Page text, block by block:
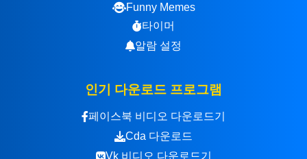
Funny Memes
타이머
알람 설정
인기 다운로드 프로그램
페이스북 비디오 다운로드기
Cda 다운로드
Vk 비디오 다운로드기